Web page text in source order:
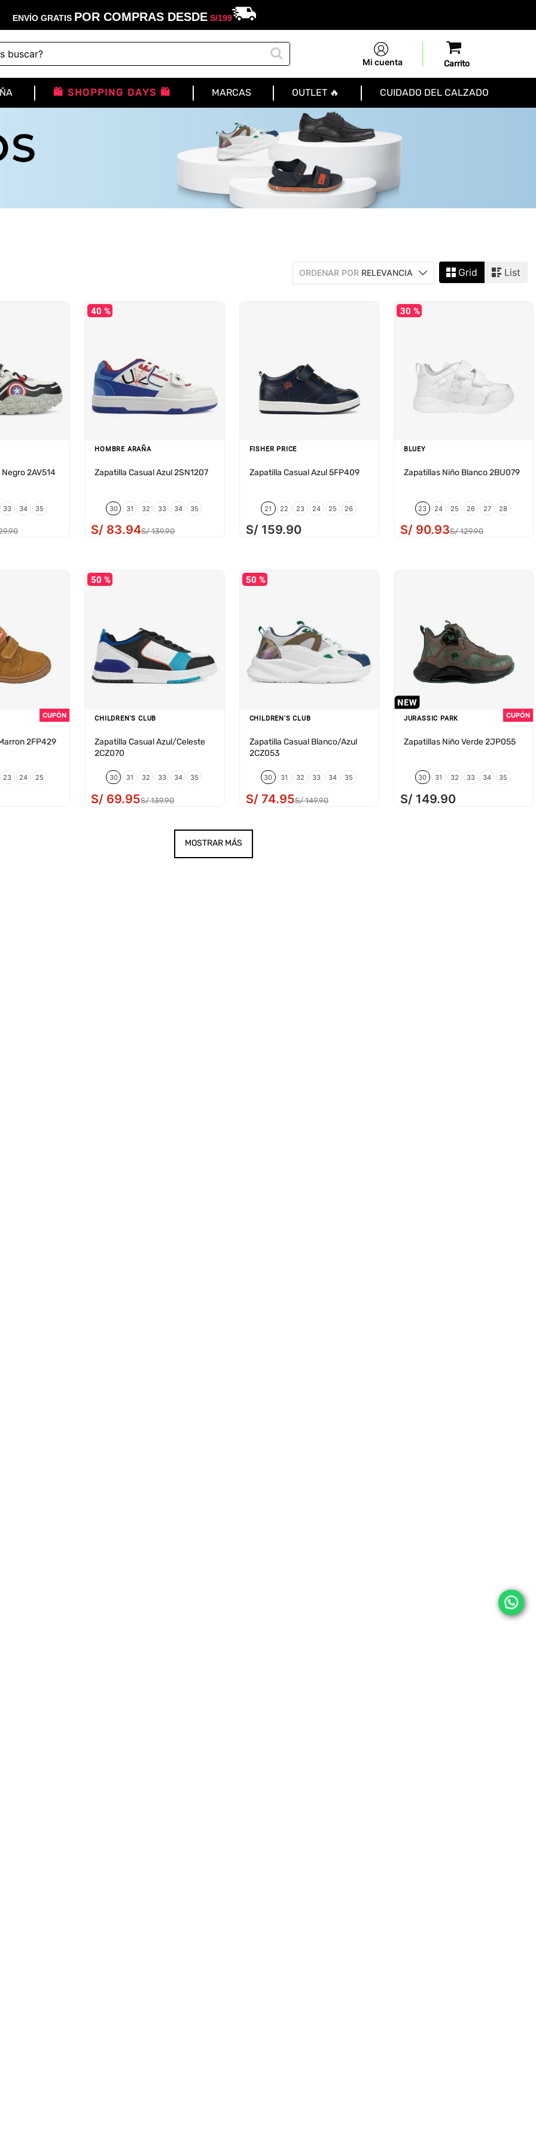
ENVÍO GRATIS POR COMPRAS DESDES/199
Mi cuenta
🛍️ SHOPPING DAYS 🛍️ MARCAS OUTLET 🔥 CUIDADO DEL CALZADO
ORDENAR POR RELEVANCIA Grid List
2AV514
33 34 35
.90
40 %
HOMBRE ARAÑA
Zapatilla Casual Azul 2SN1207
30 31 32 33 34 35
S/ 83.94S/ 139.90
FISHER PRICE
Zapatilla Casual Azul 5FP409
21 22 23 24 25 26
S/ 159.90
30 %
BLUEY
Zapatillas Niño Blanco 2BU079
23 24 25 26 27 28
S/ 90.93S/ 129.90
2FP429
23 24 25
50 %
CHILDREN'S CLUB
Zapatilla Casual Azul/Celeste
2CZ070
30 31 32 33 34 35
S/ 69.95S/ 139.90
50 %
CHILDREN'S CLUB
Zapatilla Casual Blanco/Azul
2CZ053
30 31 32 33 34 35
S/ 74.95S/ 149.90
JURASSIC PARK
Zapatillas Niño Verde 2JP055
30 31 32 33 34 35
S/ 149.90
MOSTRAR MÁS